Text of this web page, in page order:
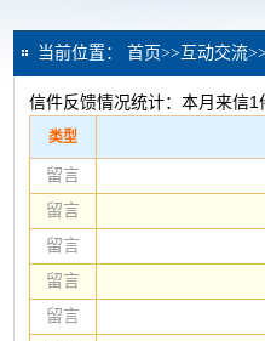
当前位置： 首页>>互动交流
信件反馈情况统计：本月来信1
类型
留言
留言
留言
留言
留言